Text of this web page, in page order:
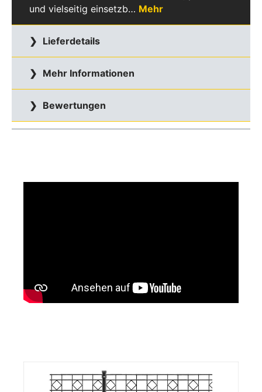
und vielseitig einsetzb… Mehr
Lieferdetails
Mehr Informationen
Bewertungen